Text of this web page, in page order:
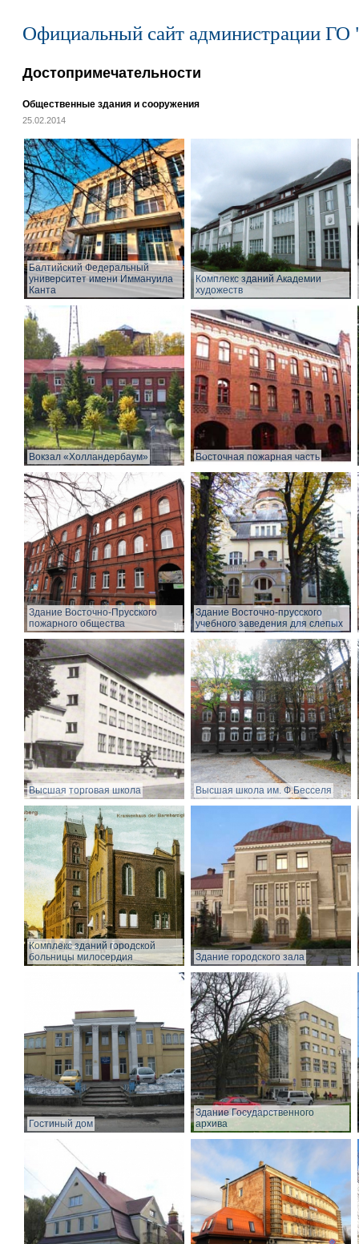
Официальный сайт администрации ГО
Достопримечательности
Общественные здания и сооружения
25.02.2014
Балтийский Федеральный
университет имени Иммануила
Канта
Комплекс зданий Академии
художеств
Вокзал «Холландербаум» Восточная пожарная часть
Здание Восточно-Прусского
пожарного общества
Здание Восточно-прусского
учебного заведения для слепых
Высшая торговая школа Высшая школа им. Ф.Бесселя
Комплекс зданий городской
больницы милосердия
Здание городского зала
Гостиный дом
Здание Государственного
архива